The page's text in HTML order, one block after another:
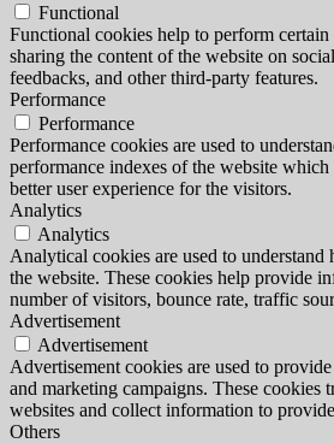
Functional
Functional cookies help to perform
sharing the content of the website on
feedbacks, and other third-party features.
Performance
Performance
Performance cookies are used to
performance indexes of the website
better user experience for the visitors.
Analytics
Analytics
Analytical cookies are used to
the website. These cookies help provide
number of visitors, bounce rate, traffic
Advertisement
Advertisement
Advertisement cookies are used to
and marketing campaigns. These cookies
websites and collect information to
Others